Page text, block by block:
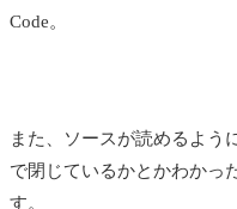
Code。
また、ソースが読めるよう
で閉じているかとかわかっ
す。